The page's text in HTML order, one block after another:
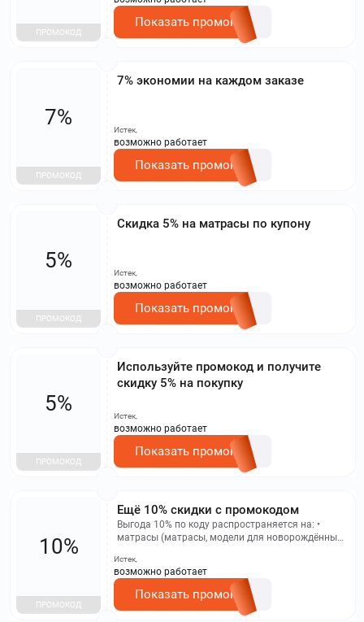
ПРОМОКОД
Показать промокод
7% экономии на каждом заказе
7%
ПРОМОКОД
Истек,
возможно работает
Показать промокод
Скидка 5% на матрасы по купону
5%
ПРОМОКОД
Истек,
возможно работает
Показать промокод
Используйте промокод и получите
скидку 5% на покупку
5%
ПРОМОКОД
Истек,
возможно работает
Показать промокод
Ещё 10% скидки с промокодом
Выгода 10% по коду распространяется на: •
матрасы (матрасы, модели для новорождённых,
складывается со скидками, уже
установленными на товары на сайте в момент
покупки, но не комбинируется с иными
промокодами и картой постоянного клиента.
Промокод не применяется к матрасам: • ТМ
10%
ПРОМОКОД
Истек,
возможно работает
Показать промокод